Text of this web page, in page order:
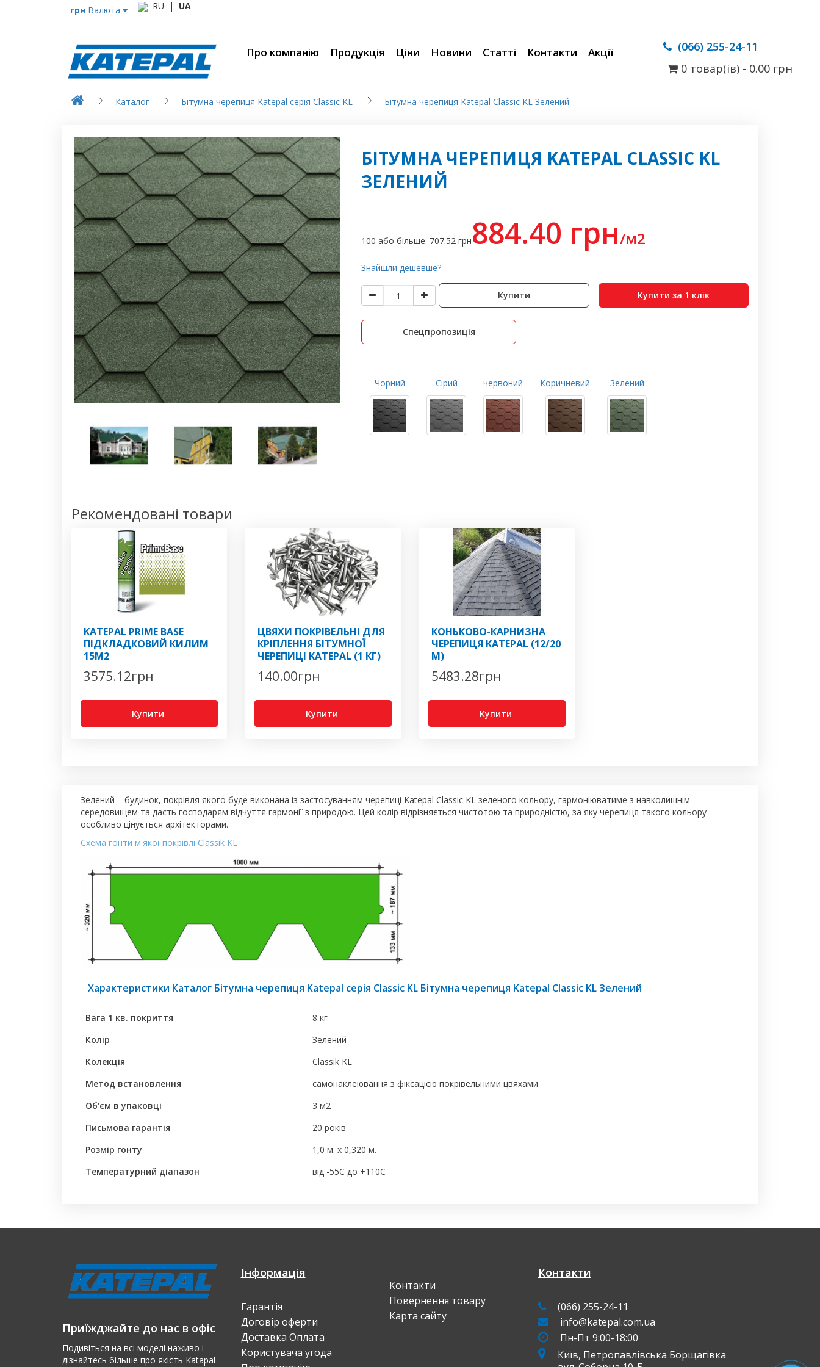
грн Валюта RU | UA
Про компанію Продукція Ціни Новини Статті Контакти Акції
(066) 255-24-11
0 товар(ів) - 0.00 грн
Каталог Бітумна черепиця Katepal серія Classic KL Бітумна черепиця Katepal Classic KL Зелений
БІТУМНА ЧЕРЕПИЦЯ KATEPAL CLASSIC KL
ЗЕЛЕНИЙ
884.40 грн/м2
100 або більше: 707.52 грн
Знайшли дешевше?
Купити Купити за 1 клiк
Спецпропозиція
Чорний Сірий червоний Коричневий Зелений
Рекомендовані товари
KATEPAL PRIME BASE
ПІДКЛАДКОВИЙ КИЛИМ
15М2
3575.12грн
Купити
ЦВЯХИ ПОКРІВЕЛЬНІ ДЛЯ
КРІПЛЕННЯ БІТУМНОЇ
ЧЕРЕПИЦІ KATEPAL (1 КГ)
140.00грн
Купити
КОНЬКОВО-КАРНИЗНА
ЧЕРЕПИЦЯ KATEPAL (12/20
М)
5483.28грн
Купити
Зелений – будинок, покрівля якого буде виконана із застосуванням черепиці Katepal Classic KL зеленого кольору, гармоніюватиме з навколишнім
середовищем та дасть господарям відчуття гармонії з природою. Цей колір відрізняється чистотою та природністю, за яку черепиця такого кольору
особливо цінується архітекторами.
Схема гонти м'якої покрівлі Classik KL
Характеристики Каталог Бітумна черепиця Katepal серія Classic KL Бітумна черепиця Katepal Classic KL Зелений
Вага 1 кв. покриття
8 кг
Колір
Зелений
Колекція
Classik KL
Метод встановлення
самонаклеювання з фіксацією покрівельними цвяхами
Об'єм в упаковці
3 м2
Письмова гарантія
20 років
Розмір гонту
1,0 м. х 0,320 м.
Температурний діапазон
від -55С до +110С
Приїжджайте до нас в офіс
Подивіться на всі моделі наживо і
дізнайтесь більше про якість Katapal
Інформація
Гарантія
Договір оферти
Доставка Оплата
Користувача угода
Контакти
Повернення товару
Карта сайту
Контакти
(066) 255-24-11
info@katepal.com.ua
Пн-Пт 9:00-18:00
Київ, Петропавлівська Борщагівка